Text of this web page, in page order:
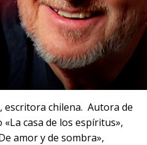
, escritora chilena. Autora de
casa de los espíritus»,
amor y de sombra»,